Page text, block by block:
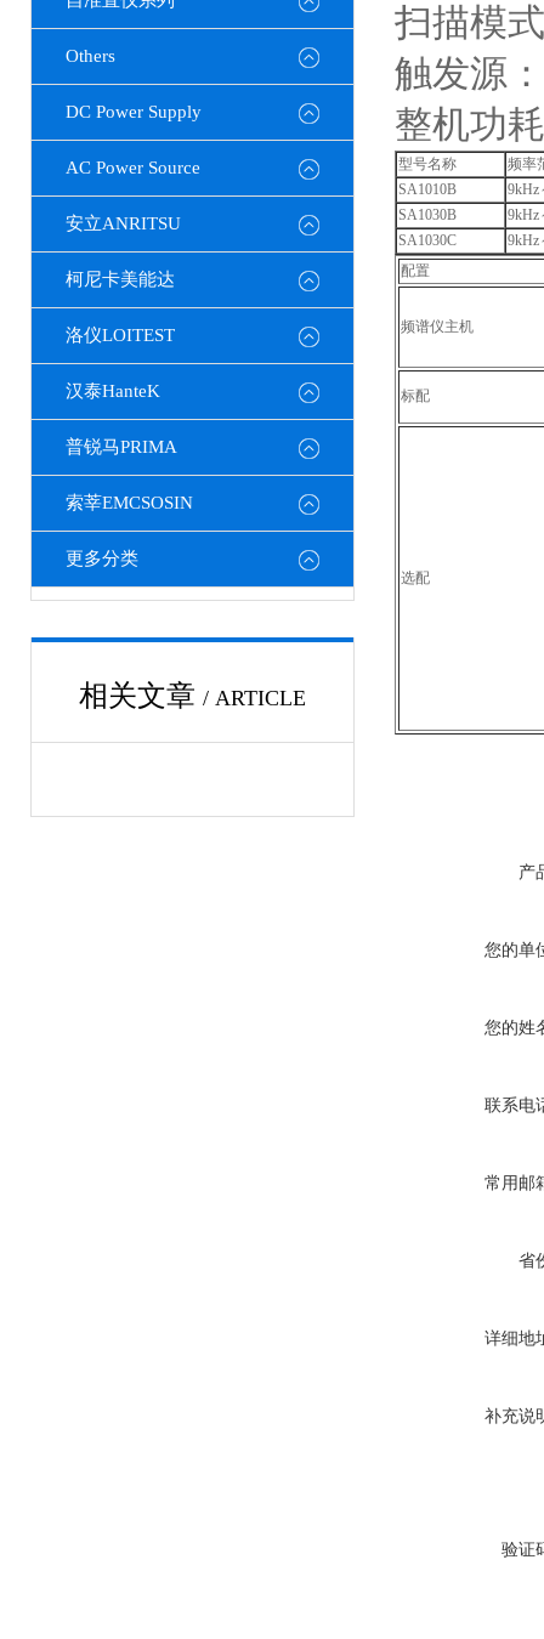
Others
DC Power Supply
AC Power Source
安立ANRITSU
柯尼卡美能达
洛仪LOITEST
汉泰HanteK
普锐马PRIMA
索莘EMCSOSIN
更多分类
相关文章 / ARTICLE
扫描模
触发源
整机功
型号名称
频率
SA1010B
9kHz
SA1030B
9kHz
SA1030C
9kHz
配置
频谱仪主机
标配
选配
产
您的单
您的姓
联系电
常用邮
省
详细地
补充说
验证